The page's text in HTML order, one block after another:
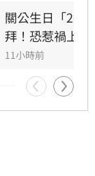
財。專家強
品祭祀，皆
源廣進的
佈局求
關公生日「2類
拜！恐惹禍上身
11小時前